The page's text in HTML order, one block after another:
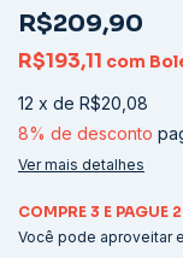
R$209,90
R$193,11 com
12 x de R$20,08
8% de desconto
Ver mais detalhes
COMPRE 3 E PAGUE
Você pode aproveitar